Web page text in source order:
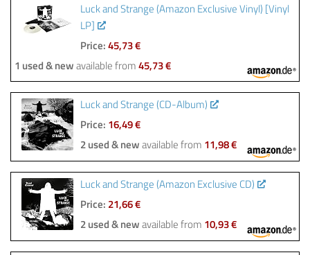
Luck and Strange (Amazon Exclusive Vinyl) [Vinyl
LP]
Price:45,73 €
1 used & newavailable from45,73 €
Luck and Strange (CD-Album)
Price: 16,49 €
2 used & newavailable from 11,98 €
Luck and Strange (Amazon Exclusive CD)
Price: 21,66 €
2 used & newavailable from 10,93 €